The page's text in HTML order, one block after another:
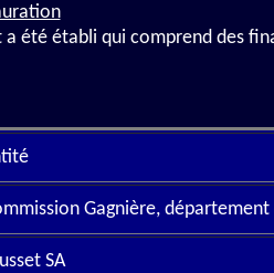
été établi qui comprend des
Gagnière, département
SA